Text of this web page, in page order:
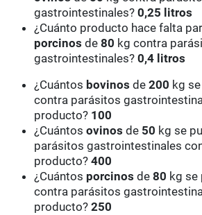
gastrointestinales? 0,25 litros
¿Cuánto producto hace falta
porcinos de80 kg contra
gastrointestinales? 0,4 litros
¿Cuántos bovinos de200 kg
contra parásitos
producto? 100
¿Cuántosovinos de 50 kg se
parásitos gastrointestinales
producto?400
¿Cuántos porcinos de80 kg se
contra parásitos
producto?250